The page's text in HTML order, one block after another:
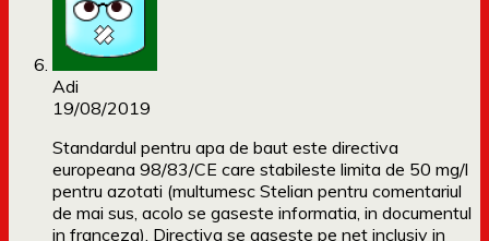
Adi
19/08/2019
Standardul pentru apa de baut este directiva
europeana 98/83/CE care stabileste limita de 50 mg/l
pentru azotati (multumesc Stelian pentru comentariul
de mai sus, acolo se gaseste informatia, in documentul
in franceza). Directiva se gaseste pe net inclusiv in